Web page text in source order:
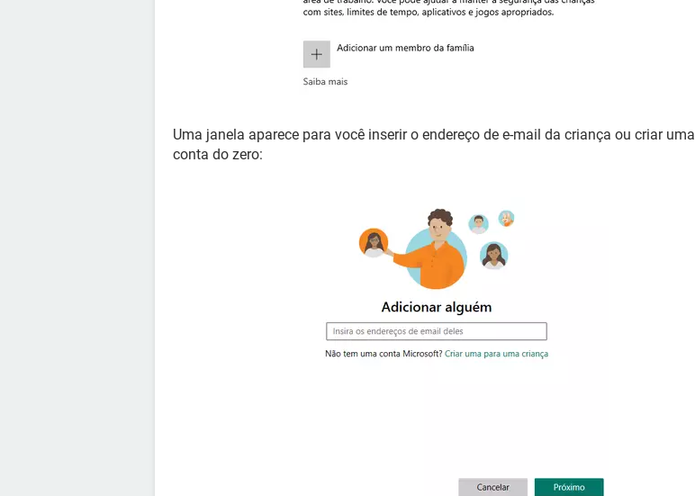
Uma janela aparece para você inserir o endereço de e-mail da criança ou criar uma
conta do zero: